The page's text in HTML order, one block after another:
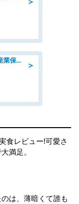
＞
「土日祝休み」ヘルスケア業界の産業保健師/高時給/未経験OK/要資格:保健師、正看護師
食レビュー!可愛さ
満足。
は、薄暗くて誰も